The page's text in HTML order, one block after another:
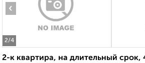
2/4
‹
2-к квартира, на длительный срок,